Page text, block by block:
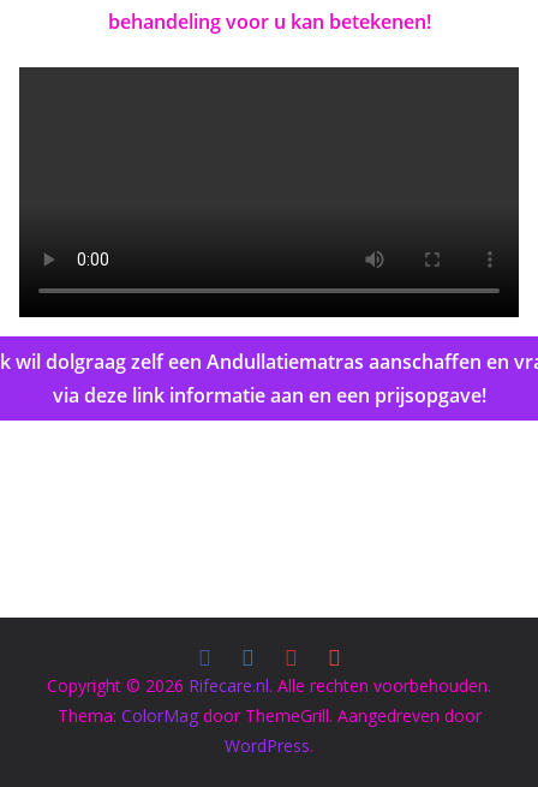
behandeling voor u kan betekenen!
wil dolgraag zelf een Andullatiematras aanschaffen en
via deze link informatie aan en een prijsopgave!
Copyright © 2026 Rifecare.nl. Alle rechten voorbehouden.
Thema: ColorMagdoor ThemeGrill. Aangedreven door
WordPress.